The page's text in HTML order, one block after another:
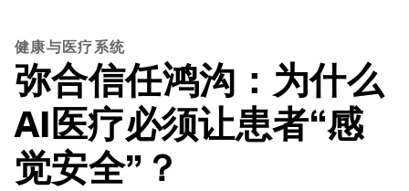
健康与医疗系统
弥合信任鸿沟：为什么
AI医疗必须让患者“感
觉安全”？